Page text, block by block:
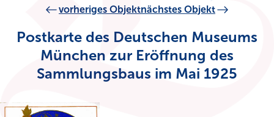
vorheriges Objektnächstes Objekt
Postkarte des Deutschen Museums
München zur Eröffnung des
Sammlungsbaus im Mai 1925